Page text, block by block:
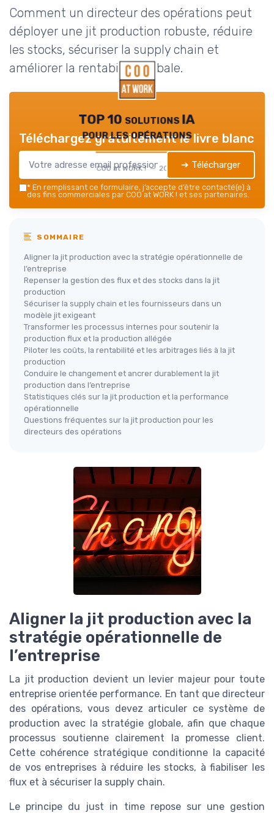
Comment un directeur des opérations peut
déployer une jit production robuste, réduire
les stocks, sécuriser la supply chain et
améliorer la rentabilité globale.
TOP 10 solutions IA
pour les opérations
COO at WORK ! — 2026
Téléchargez gratuitement le livre blanc
➔ Télécharger
* En remplissant ce formulaire, j’accepte d’être contacté(e) à
des fins commerciales par COO at WORK ! et ses partenaires.
SOMMAIRE
Aligner la jit production avec la stratégie opérationnelle de
l’entreprise
Repenser la gestion des flux et des stocks dans la jit
production
Sécuriser la supply chain et les fournisseurs dans un
modèle jit exigeant
Transformer les processus internes pour soutenir la
production flux et la production allégée
Piloter les coûts, la rentabilité et les arbitrages liés à la jit
production
Conduire le changement et ancrer durablement la jit
production dans l’entreprise
Statistiques clés sur la jit production et la performance
opérationnelle
Questions fréquentes sur la jit production pour les
directeurs des opérations
Aligner la jit production avec la
stratégie opérationnelle de
l’entreprise
La jit production devient un levier majeur pour toute
entreprise orientée performance. En tant que directeur
des opérations, vous devez articuler ce système de
production avec la stratégie globale, afin que chaque
processus soutienne clairement la promesse client.
Cette cohérence stratégique conditionne la capacité
de vos entreprises à réduire les stocks, à fiabiliser les
flux et à sécuriser la supply chain.
Le principe du just in time repose sur une gestion